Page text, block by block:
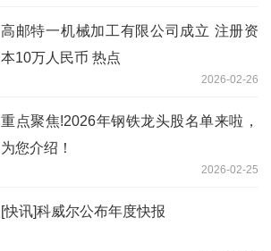
高邮特一机械加工有限公司成立 注册资
本10万人民币 热点
2026-02-26
重点聚焦!2026年钢铁龙头股名单来啦，
为您介绍！
2026-02-25
[快讯]科威尔公布年度快报